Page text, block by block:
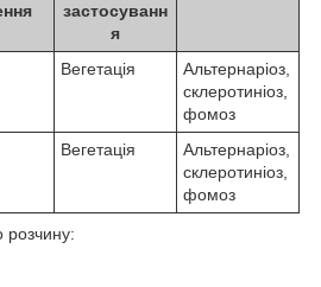
застосуванн
я
Вегетація
Альтернаріоз,
склеротиніоз,
фомоз
Вегетація
Альтернаріоз,
склеротиніоз,
фомоз
розчину: